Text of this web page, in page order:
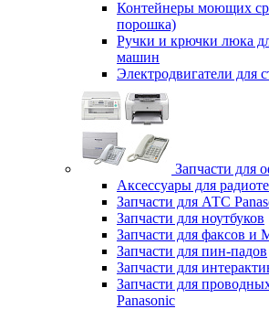
Контейнеры моющих
порошка)
Ручки и крючки люка
машин
Электродвигатели для
Запчасти для
Аксессуары для
Запчасти для АТС
Запчасти для ноутбуков
Запчасти для факсов
Запчасти для пин-падов
Запчасти для
Запчасти для
Panasonic